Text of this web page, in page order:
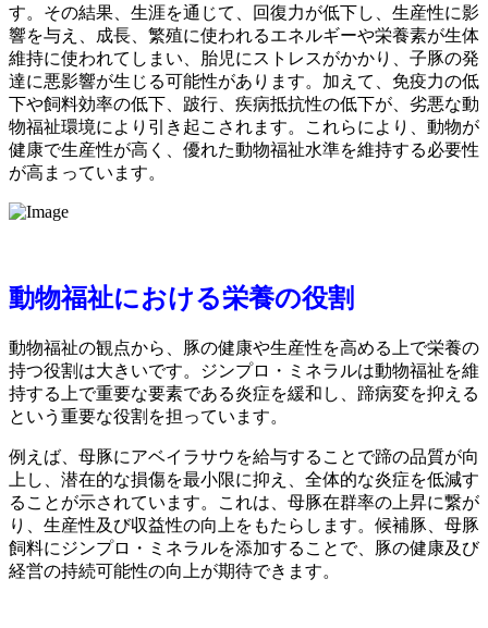
す。その結果、生涯を通じて、回復力が低下し、生産性に影
響を与え、成長、繁殖に使われるエネルギーや栄養素が生体
維持に使われてしまい、胎児にストレスがかかり、子豚の発
達に悪影響が生じる可能性があります。加えて、免疫力の低
下や飼料効率の低下、跛行、疾病抵抗性の低下が、劣悪な動
物福祉環境により引き起こされます。これらにより、動物が
健康で生産性が高く、優れた動物福祉水準を維持する必要性
が高まっています。
動物福祉における栄養の役割
動物福祉の観点から、豚の健康や生産性を高める上で栄養の
持つ役割は大きいです。ジンプロ・ミネラルは動物福祉を維
持する上で重要な要素である炎症を緩和し、蹄病変を抑える
という重要な役割を担っています。
例えば、母豚にアベイラサウを給与することで蹄の品質が向
上し、潜在的な損傷を最小限に抑え、全体的な炎症を低減す
ることが示されています。これは、母豚在群率の上昇に繋が
り、生産性及び収益性の向上をもたらします。候補豚、母豚
飼料にジンプロ・ミネラルを添加することで、豚の健康及び
経営の持続可能性の向上が期待できます。